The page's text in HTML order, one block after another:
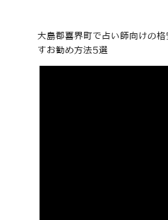
大島郡喜界町で占い師向けの
すお勧め方法5選